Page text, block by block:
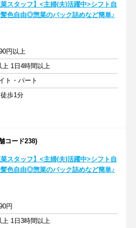
菜スタッフ】<主婦(夫)活躍中>シフト自
色自由◎惣菜のパック詰めなど簡単♪
円以上
上 1日4時間以上
ト・パート
歩1分
コード238)
菜スタッフ】<主婦(夫)活躍中>シフト自
色自由◎惣菜のパック詰めなど簡単♪
円
上 1日3時間以上